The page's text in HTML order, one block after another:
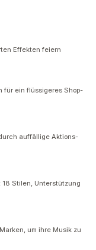
Effekten feiern
für ein flüssigeres Shop-
auffällige Aktions-
Stilen, Unterstützung
um ihre Musik zu